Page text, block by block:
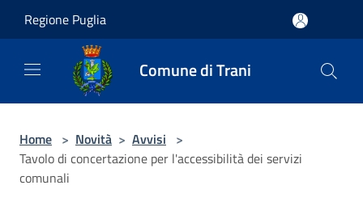
Regione Puglia
Comune di Trani
Home > Novità > Avvisi >
Tavolo di concertazione per l'accessibilità dei servizi
comunali